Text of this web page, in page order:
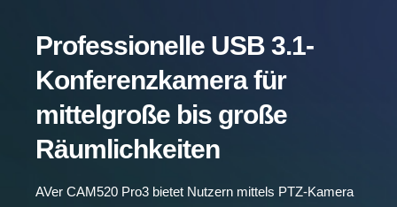
Professionelle USB 3.1-
Konferenzkamera für
mittelgroße bis große
Räumlichkeiten
AVer CAM520 Pro3 bietet Nutzern mittels PTZ-Kamera